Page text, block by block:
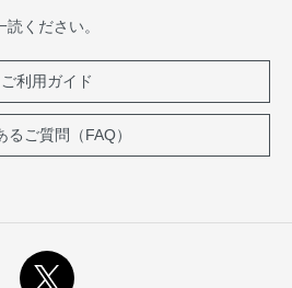
ください。
ご利用ガイド
るご質問（FAQ）